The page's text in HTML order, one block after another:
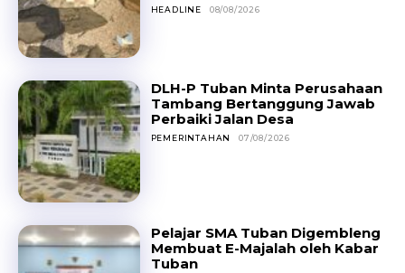
HEADLINE 08/08/2026
DLH-P Tuban Minta Perusahaan
Tambang Bertanggung Jawab
Perbaiki Jalan Desa
PEMERINTAHAN 07/08/2026
Pelajar SMA Tuban Digembleng
Membuat E-Majalah oleh Kabar
Tuban